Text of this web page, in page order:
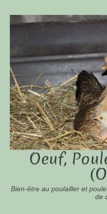
Oeuf,
Bien-être au poulailler et
de